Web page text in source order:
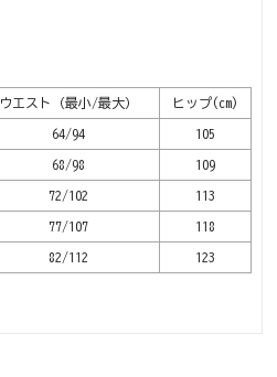
ウエスト（最小/最大） ヒップ(cm)
64/94 105
68/98 109
72/102 113
77/107 118
82/112 123